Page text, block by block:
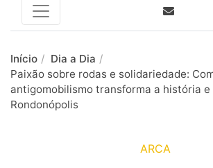
Início
Dia a Dia
Paixão sobre rodas e solidariedade:
antigomobilismo transforma a história e
Rondonópolis
ARCA